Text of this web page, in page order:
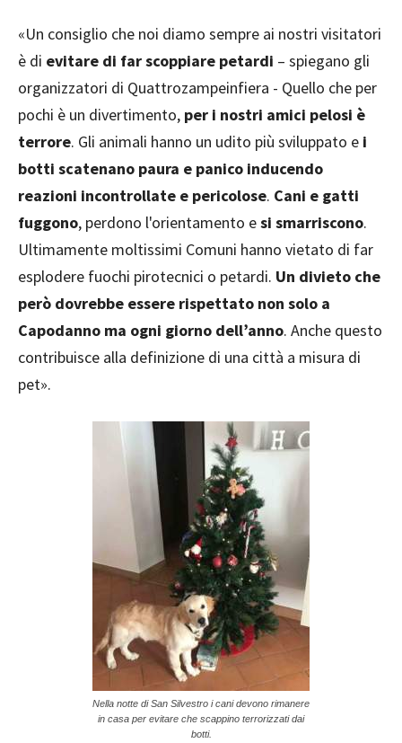
«Un consiglio che noi diamo sempre ai nostri visitatori
è di evitare di far scoppiare petardi – spiegano gli
organizzatori di Quattrozampeinfiera - Quello che per
pochi è un divertimento, per i nostri amici pelosi è
terrore. Gli animali hanno un udito più sviluppato e i
botti scatenano paura e panico inducendo
reazioni incontrollate e pericolose. Cani e gatti
fuggono, perdono l'orientamento esi smarriscono.
Ultimamente moltissimi Comuni hanno vietato di far
esplodere fuochi pirotecnici o petardi. Un divieto che
però dovrebbe essere rispettato non solo a
Capodanno ma ogni giorno dell’anno. Anche questo
contribuisce alla definizione di una città a misura di
pet».
Nella notte di San Silvestro i cani devono rimanere
in casa per evitare che scappino terrorizzati dai
botti.